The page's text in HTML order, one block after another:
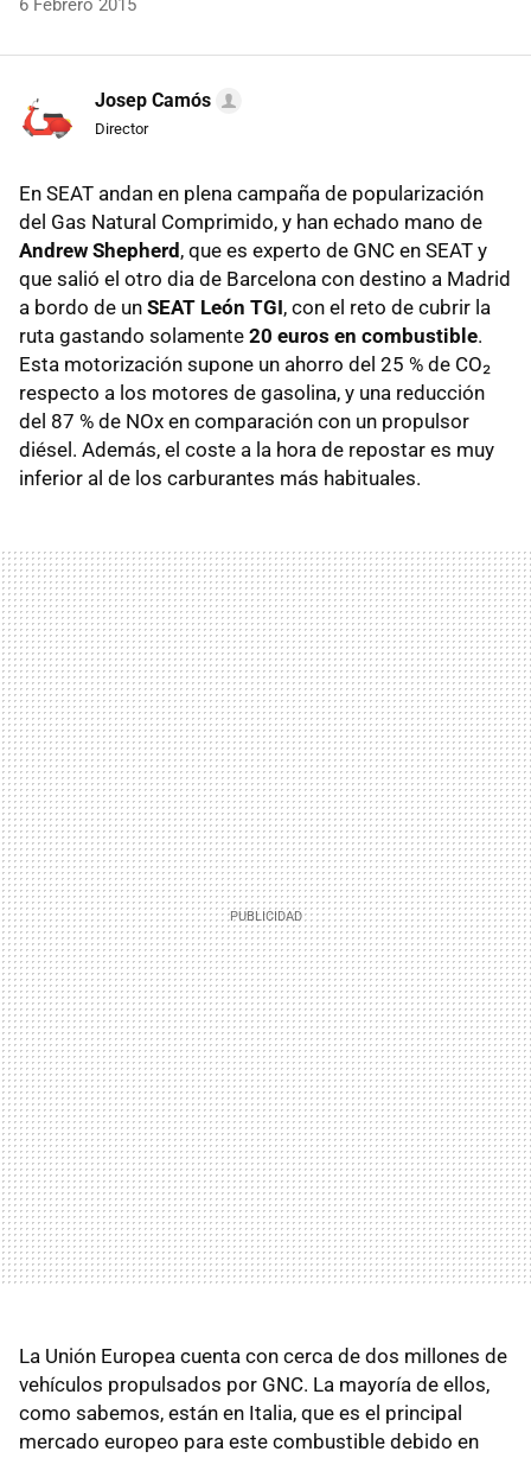
6 Febrero 2015
Josep Camós
Director
En SEAT andan en plena campaña de popularización
del Gas Natural Comprimido, y han echado mano de
Andrew Shepherd, que es experto de GNC en SEAT y
que salió el otro dia de Barcelona con destino a Madrid
a bordo de un SEAT León TGI, con el reto de cubrir la
ruta gastando solamente 20 euros en combustible.
Esta motorización supone un ahorro del 25 % de CO₂
respecto a los motores de gasolina, y una reducción
del 87 % de NOx en comparación con un propulsor
diésel. Además, el coste a la hora de repostar es muy
inferior al de los carburantes más habituales.
La Unión Europea cuenta con cerca de dos millones de
vehículos propulsados por GNC. La mayoría de ellos,
como sabemos, están en Italia, que es el principal
mercado europeo para este combustible debido en